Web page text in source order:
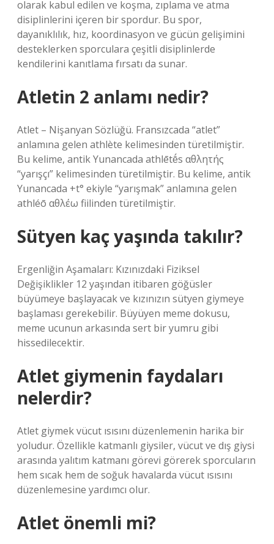
olarak kabul edilen ve koşma, zıplama ve atma
disiplinlerini içeren bir spordur. Bu spor,
dayanıklılık, hız, koordinasyon ve gücün gelişimini
desteklerken sporculara çeşitli disiplinlerde
kendilerini kanıtlama fırsatı da sunar.
Atletin 2 anlamı nedir?
Atlet – Nişanyan Sözlüğü. Fransızcada “atlet”
anlamına gelen athlète kelimesinden türetilmiştir.
Bu kelime, antik Yunancada athlētḗs αθλητής
“yarışçı” kelimesinden türetilmiştir. Bu kelime, antik
Yunancada +t° ekiyle “yarışmak” anlamına gelen
athléō αθλέω fiilinden türetilmiştir.
Sütyen kaç yaşında takılır?
Ergenliğin Aşamaları: Kızınızdaki Fiziksel
Değişiklikler 12 yaşından itibaren göğüsler
büyümeye başlayacak ve kızınızın sütyen giymeye
başlaması gerekebilir. Büyüyen meme dokusu,
meme ucunun arkasında sert bir yumru gibi
hissedilecektir.
Atlet giymenin faydaları
nelerdir?
Atlet giymek vücut ısısını düzenlemenin harika bir
yoludur. Özellikle katmanlı giysiler, vücut ve dış giysi
arasında yalıtım katmanı görevi görerek sporcuların
hem sıcak hem de soğuk havalarda vücut ısısını
düzenlemesine yardımcı olur.
Atlet önemli mi?